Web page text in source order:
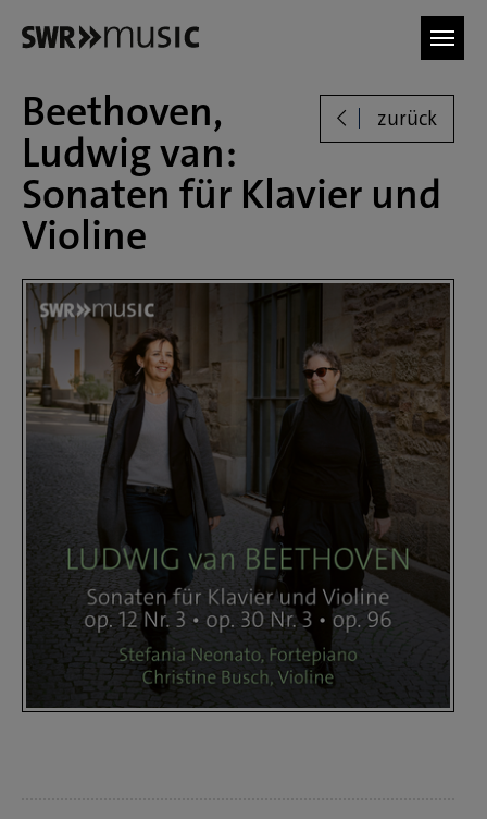
zurück
Beethoven,
Ludwig van:
Sonaten für Klavier und
Violine